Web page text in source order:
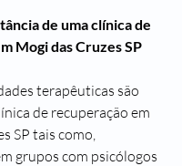
de uma clínica de
Mogi das Cruzes SP
terapêuticas são
de recuperação em
SP tais como,
grupos com psicólogos